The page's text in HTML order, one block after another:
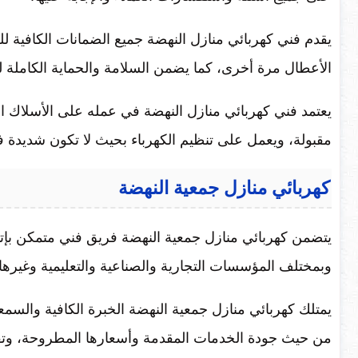
يقدم فني كهربائي منازل النهضة جميع الضمانات الكافية
الأعطال مرة أخرى، كما يضمن السلامة والحماية
يعتمد فني كهربائي منازل النهضة في عمله على الأسلاك
مقبولة، ويعمل على تنظيم الكهرباء بحيث لا تكون
كهربائي منازل جمعية النهضة
يتضمن كهربائي منازل جمعية النهضة فريق فني متمكن
وبمختلف المؤسسات التجارية والصناعية والتعليمية
يمتلك كهربائي منازل جمعية النهضة الخبرة الكافية
من حيث جودة الخدمات المقدمة وأسعارها المطروحة،